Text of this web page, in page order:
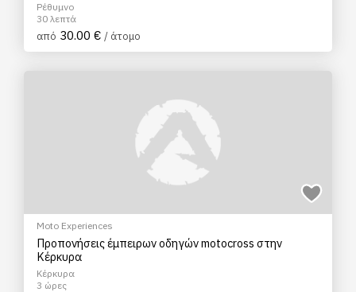
Ρέθυμνο
30 λεπτά
από 30.00 € / άτομο
Moto Experiences
Προπονήσεις έμπειρων οδηγών motocross στην
Κέρκυρα
Κέρκυρα
3 ώρες